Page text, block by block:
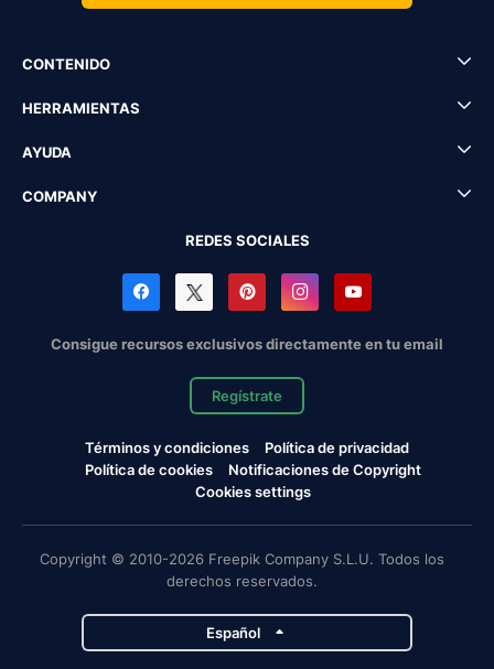
CONTENIDO
HERRAMIENTAS
AYUDA
COMPANY
REDES SOCIALES
Consigue recursos exclusivos directamente en tu email
Regístrate
Términos y condiciones
Política de privacidad
Política de cookies
Notificaciones de Copyright
Cookies settings
Copyright © 2010-2026 Freepik Company S.L.U. Todos los
derechos reservados.
Español